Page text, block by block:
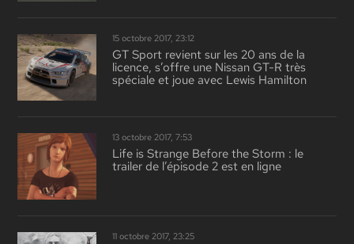
15 octobre 2017, 23:12
GT Sport revient sur les 20 ans de la
licence, s’offre une Nissan GT-R très
spéciale et joue avec Lewis Hamilton
13 octobre 2017, 7:53
Life is Strange Before the Storm : le
trailer de l’épisode 2 est en ligne
11 octobre 2017, 23:25